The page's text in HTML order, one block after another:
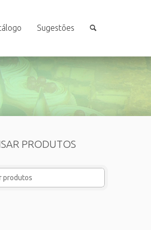
Sugestões
PRODUTOS